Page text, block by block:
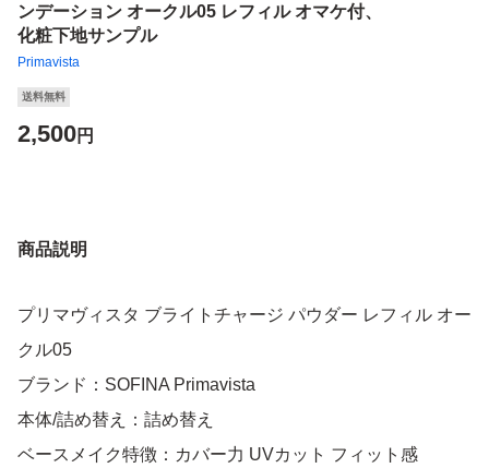
ンデーション オークル05 レフィル オマケ付、
化粧下地サンプル
Primavista
送料無料
2,500円
商品説明
プリマヴィスタ ブライトチャージ パウダー レフィル オー
クル05
ブランド：SOFINA Primavista
本体/詰め替え：詰め替え
ベースメイク特徴：カバー力 UVカット フィット感